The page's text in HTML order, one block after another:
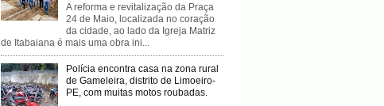
A reforma e revitalização da Praça
24 de Maio, localizada no coração
da cidade, ao lado da Igreja Matriz
de Itabaiana é mais uma obra ini...
Polícia encontra casa na zona rural
de Gameleira, distrito de Limoeiro-
PE, com muitas motos roubadas.